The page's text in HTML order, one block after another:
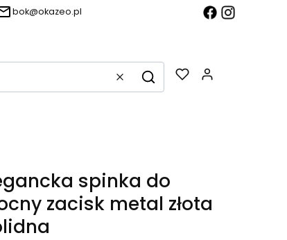
bok@okazeo.pl
WyczyśćSzukaj
spinka do
zacisk metal złota